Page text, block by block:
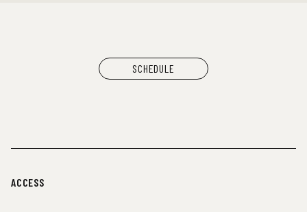
SCHEDULE
ACCESS